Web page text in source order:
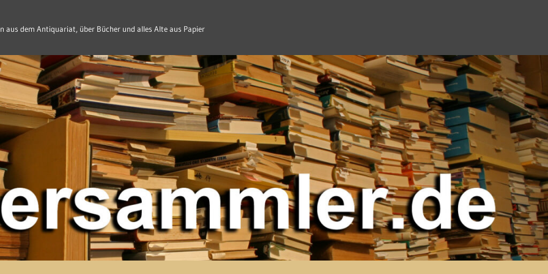
aus dem Antiquariat, über Bücher und alles Alte aus Papier